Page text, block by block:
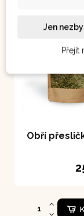
Jen
Přejít